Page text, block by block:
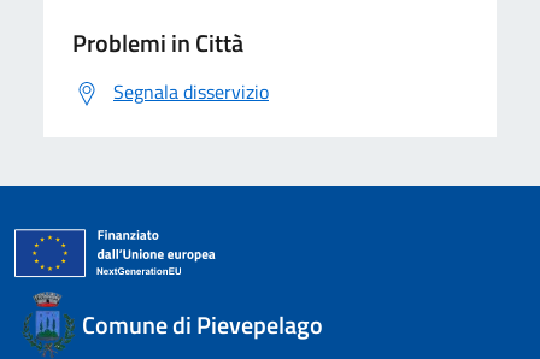
Problemi in Città
Segnala disservizio
Comune di Pievepelago